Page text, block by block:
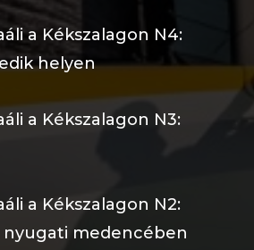
a Kékszalagon N4:
helyen
a Kékszalagon N3:
a Kékszalagon N2:
nyugati medencében